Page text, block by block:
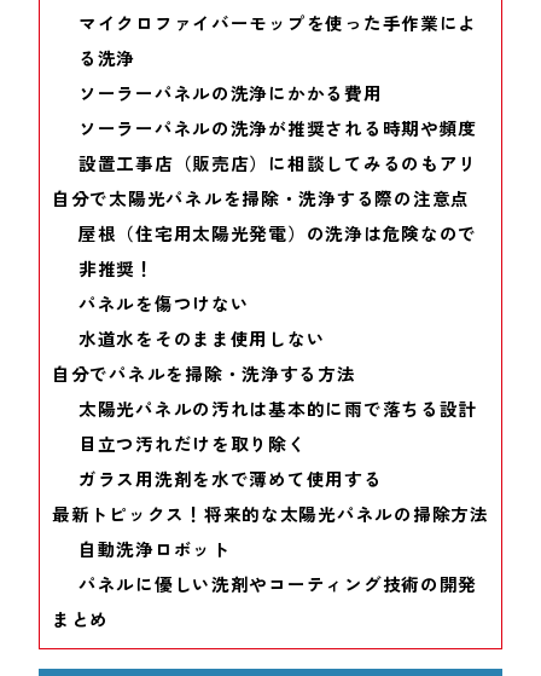
マイクロファイバーモップを使った手作業によ
る洗浄
ソーラーパネルの洗浄にかかる費用
ソーラーパネルの洗浄が推奨される時期や頻度
設置工事店（販売店）に相談してみるのもアリ
自分で太陽光パネルを掃除・洗浄する際の注意点
屋根（住宅用太陽光発電）の洗浄は危険なので
非推奨！
パネルを傷つけない
水道水をそのまま使用しない
自分でパネルを掃除・洗浄する方法
太陽光パネルの汚れは基本的に雨で落ちる設計
目立つ汚れだけを取り除く
ガラス用洗剤を水で薄めて使用する
最新トピックス！将来的な太陽光パネルの掃除方法
自動洗浄ロボット
パネルに優しい洗剤やコーティング技術の開発
まとめ